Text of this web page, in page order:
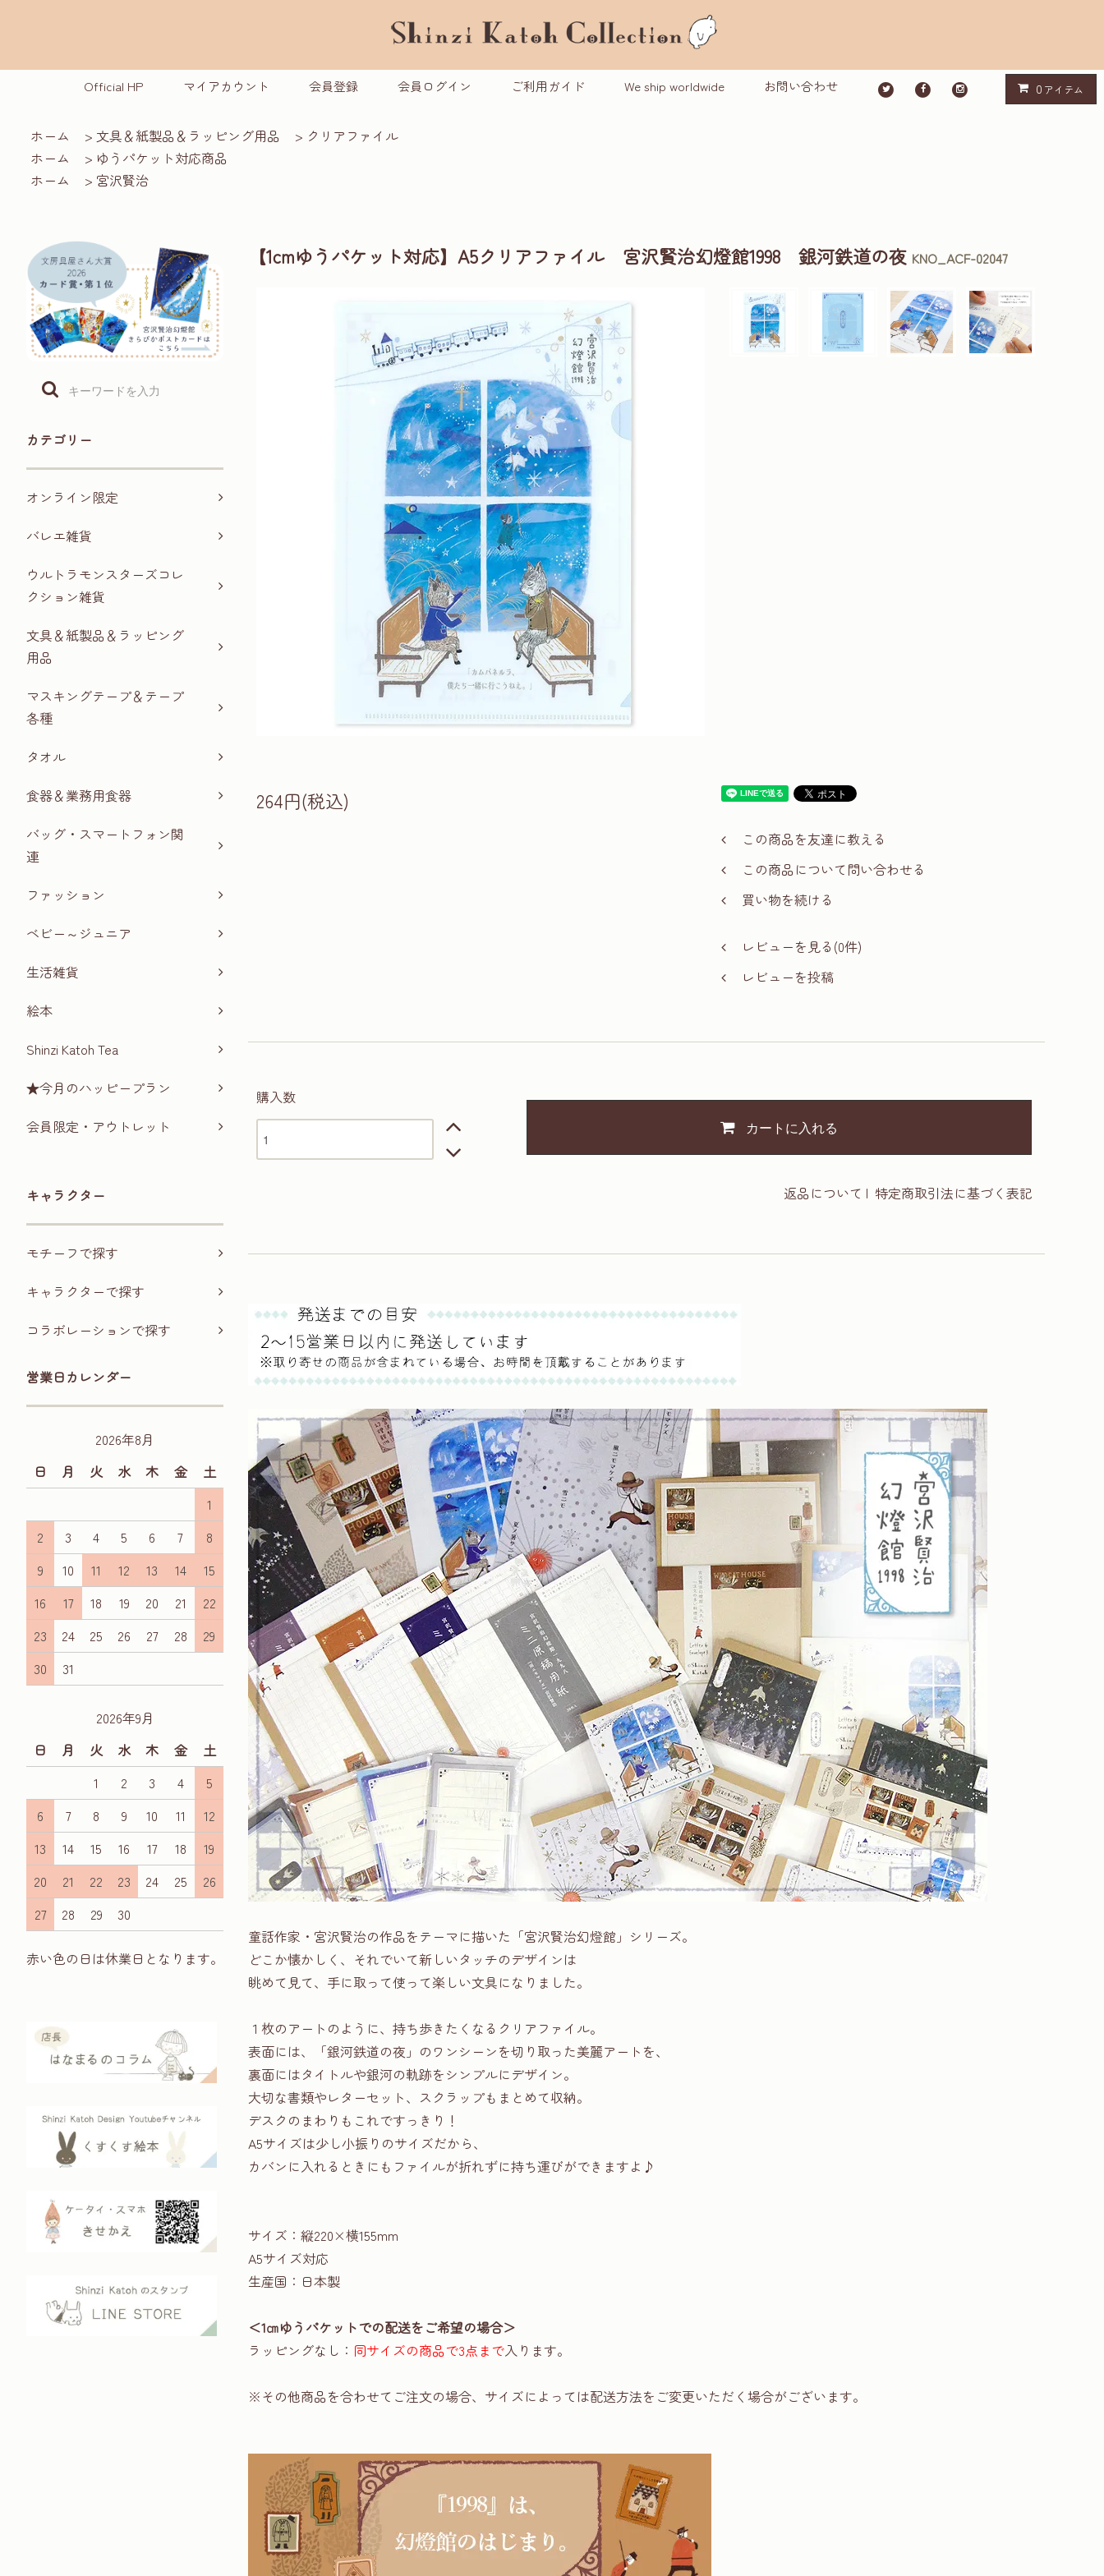
Official HP マイアカウント 会員登録 会員ログイン ご利用ガイド We ship worldwide お問い合わせ 0 アイテム
ホーム > 文具＆紙製品＆ラッピング用品 > クリアファイル
ホーム
> ゆうパケット対応商品
ホーム
> 宮沢賢治
カテゴリー
オンライン限定
バレエ雑貨
ウルトラモンスターズコレ
クション雑貨
文具＆紙製品＆ラッピング
用品
マスキングテープ＆テープ
各種
タオル
食器＆業務用食器
バッグ・スマートフォン関
連
ファッション
ベビー～ジュニア
生活雑貨
絵本
Shinzi Katoh Tea
★今月のハッピープラン
会員限定・アウトレット
キャラクター
モチーフで探す
キャラクターで探す
コラボレーションで探す
営業日カレンダー
2026年8月
日
月 火 水 木 金
土
1
2
3 4 5 6 7
8
9
10 11 12 13 14
15
16
17 18 19 20 21
22
23
24 25 26 27 28
29
30
31
2026年9月
日
月 火 水 木 金
土
1
2 3 4
5
6
7 8 9 10 11
12
13
14 15 16 17 18
19
20
21 22 23 24 25
26
27
28 29 30
赤い色の日は休業日となります。
【1cmゆうパケット対応】A5クリアファイル 宮沢賢治幻燈館1998 銀河鉄道の夜 KNO_ACF-02047
264円(税込)
この商品を友達に教える
この商品について問い合わせる
買い物を続ける
レビューを見る(0件)
レビューを投稿
購入数
カートに入れる
返品について | 特定商取引法に基づく表記
童話作家・宮沢賢治の作品をテーマに描いた「宮沢賢治幻燈館」シリーズ。
どこか懐かしく、それでいて新しいタッチのデザインは
眺めて見て、手に取って使って楽しい文具になりました。
１枚のアートのように、持ち歩きたくなるクリアファイル。
表面には、「銀河鉄道の夜」のワンシーンを切り取った美麗アートを、
裏面にはタイトルや銀河の軌跡をシンプルにデザイン。
大切な書類やレターセット、スクラップもまとめて収納。
デスクのまわりもこれですっきり！
A5サイズは少し小振りのサイズだから、
カバンに入れるときにもファイルが折れずに持ち運びができますよ♪
サイズ：縦220×横155mm
A5サイズ対応
生産国：日本製
＜1㎝ゆうパケットでの配送をご希望の場合＞
ラッピングなし： 同サイズの商品で3点まで入ります。
※その他商品を合わせてご注文の場合、サイズによっては配送方法をご変更いただく場合がございます。